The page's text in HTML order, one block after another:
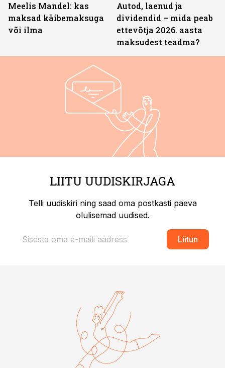
Meelis Mandel: kas
maksad käibemaksuga
või ilma
Autod, laenud ja
dividendid – mida peab
ettevõtja 2026. aasta
maksudest teadma?
LIITU UUDISKIRJAGA
Telli uudiskiri ning saad oma postkasti päeva
olulisemad uudised.
Liitun